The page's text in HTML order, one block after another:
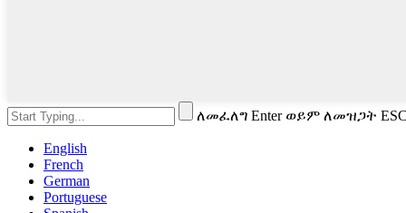
ለመፈለግ Enter ወይም ለመዝጋት
English
French
German
Portuguese